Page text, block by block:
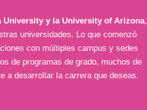
y la University of Arizona,
universidades. Lo que comenzó
con múltiples campus y sedes
de programas de grado, muchos de
a desarrollar la carrera que deseas.